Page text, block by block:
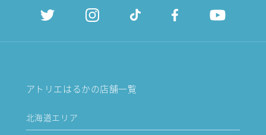
アトリエはるかの店舗一覧
北海道エリア